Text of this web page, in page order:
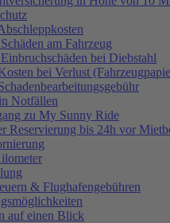
am Fahrzeug
bei Diebstahl
bei Verlust
Notfällen
zu My Sunny Ride
Reservierung bis 24h vor
& Flughafengebühren
auf einen Blick